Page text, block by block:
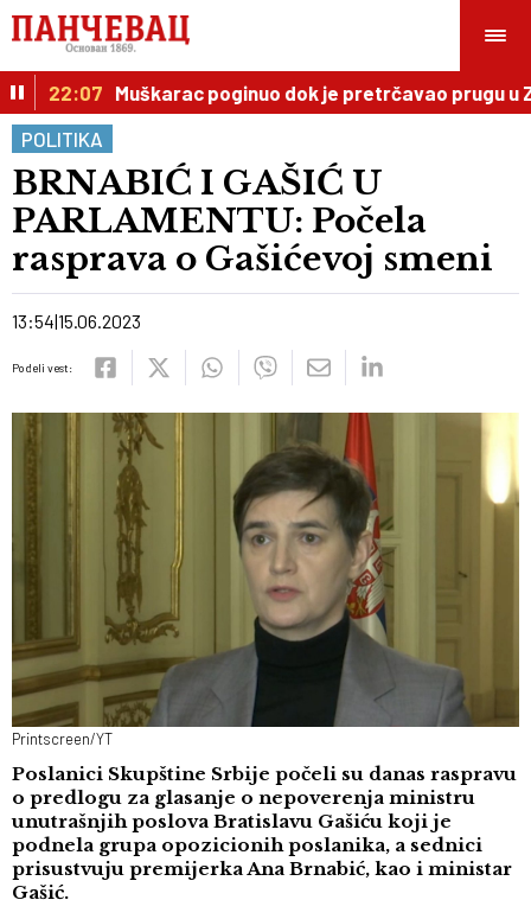
22:07 Muškarac poginuo dok je pretrčavao prugu u
POLITIKA
BRNABIĆ I GAŠIĆ U
PARLAMENTU: Počela
rasprava o Gašićevoj smeni
13:54 15.06.2023
Podeli vest:
Printscreen/YT
Poslanici Skupštine Srbije počeli su danas raspravu
o predlogu za glasanje o nepoverenja ministru
unutrašnjih poslova Bratislavu Gašiću koji je
podnela grupa opozicionih poslanika, a sednici
prisustvuju premijerka Ana Brnabić, kao i ministar
Gašić.